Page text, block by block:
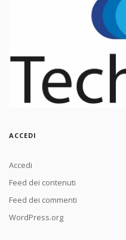
ACCEDI
Accedi
Feed dei contenuti
Feed dei commenti
WordPress.org